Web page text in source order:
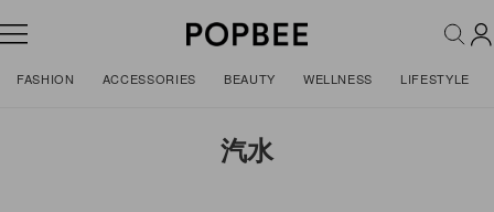
FASHION ACCESSORIES BEAUTY WELLNESS LIFESTYLE
汽水